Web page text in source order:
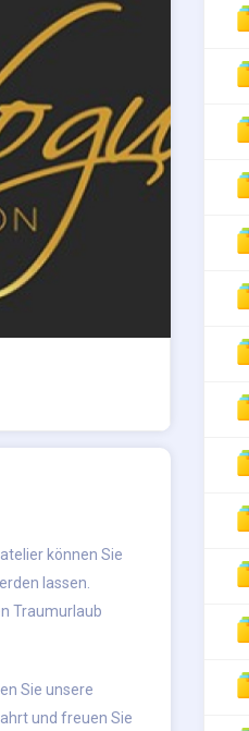
können Sie
lassen.
Traumurlaub
Sie unsere
und freuen Sie